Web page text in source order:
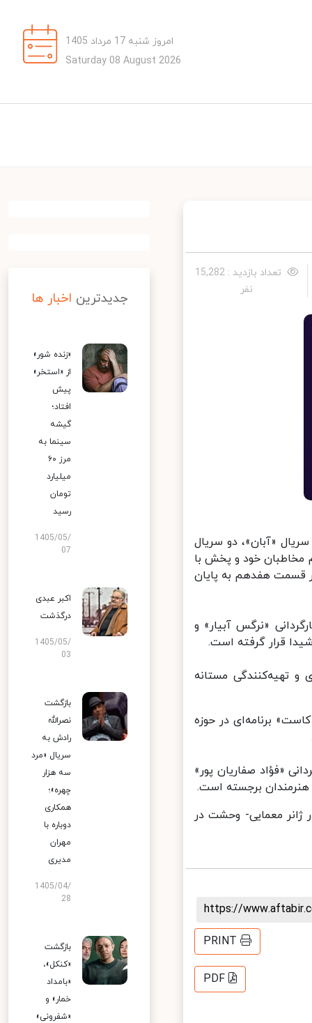
امروز شنبه 17 مرداد 1405
Saturday 08 August 2026
تعداد بازدید : 15,282
نفر
«آبان»، دو سریال
مخاطبان خود و پخش با
قسمت هفدهم به پایان
«نرگس آبیار» و
قرار گرفته است.
تهیه‌کنندگی مستانه
برنامه‌ای در حوزه
«فؤاد صفاریان پور»
معمایی- وحشت در
https://
PRINT
PDF
جدیدترین اخبار ها
«زنده شور»
از «استخر»
پیش
افتاد؛
گیشه
سینما به
مرز ۶۰
میلیارد
تومان
رسید
1405/05/
07
اکبر عبدی
درگذشت
1405/05/
03
بازگشت
نصرالله
رادش به
سریال «مرد
سه هزار
چهره»؛
همکاری
دوباره با
مهران
مدیری
1405/04/
28
بازگشت
«کنکل»،
«بامداد
خمار» و
«شفرونی»